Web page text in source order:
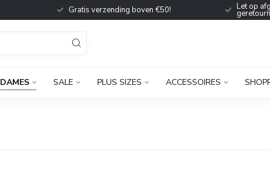
Gratis verzending boven €50! Let op
DAMES SALE PLUS SIZES ACCESSOIRES